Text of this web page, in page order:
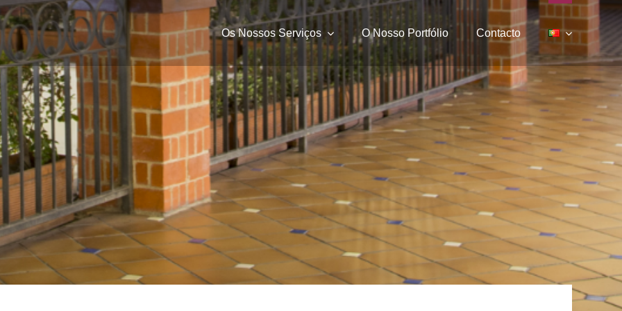
Os Nossos Serviços O Nosso Portfólio Contacto